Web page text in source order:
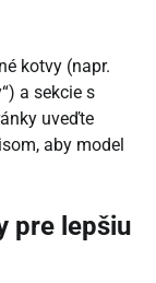
kotvy (napr.
a sekcie s
uveďte
aby model
pre lepšiu